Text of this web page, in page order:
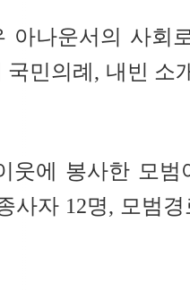
아나운서의 사회
민의례, 내빈 소
웃에 봉사한 모범
사자 12명, 모범